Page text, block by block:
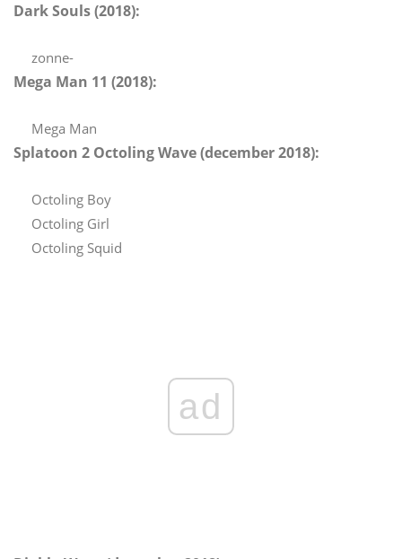
Dark Souls (2018):
zonne-
Mega Man 11 (2018):
Mega Man
Splatoon 2 Octoling Wave (december 2018):
Octoling Boy
Octoling Girl
Octoling Squid
ad